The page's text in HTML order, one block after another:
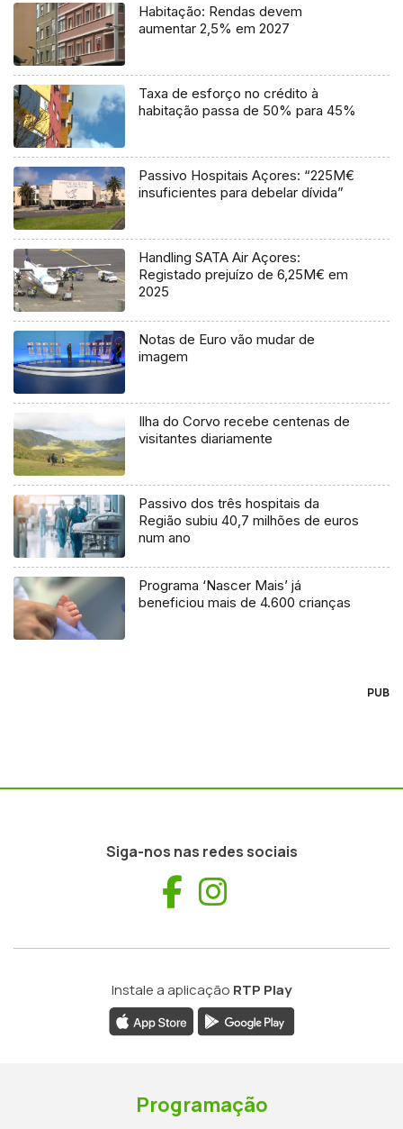
Habitação: Rendas devem
aumentar 2,5% em 2027
Taxa de esforço no crédito à
habitação passa de 50% para 45%
Passivo Hospitais Açores: “225M€
insuficientes para debelar dívida”
Handling SATA Air Açores:
Registado prejuízo de 6,25M€ em
2025
Notas de Euro vão mudar de
imagem
Ilha do Corvo recebe centenas de
visitantes diariamente
Passivo dos três hospitais da
Região subiu 40,7 milhões de euros
num ano
Programa ‘Nascer Mais’ já
beneficiou mais de 4.600 crianças
PUB
Siga-nos nas redes sociais
Facebook
Instale a aplicação RTP Play
Programação